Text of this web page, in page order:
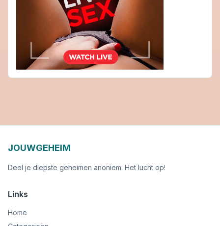
JOUWGEHEIM
Deel je diepste geheimen anoniem. Het lucht op!
Links
Home